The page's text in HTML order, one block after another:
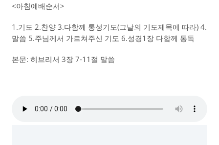
<아침예배순서>
1.기도 2.찬양 3.다함께 통성기도(그날의 기도제목에 따라) 4.
말씀 5.주님께서 가르쳐주신 기도 6.성경1장 다함께 통독
본문: 히브리서 3장 7-11절 말씀